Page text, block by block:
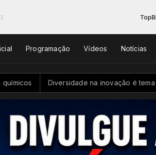
TopBillbord das
Programação Vídeos Notícias
na inovação é tema de